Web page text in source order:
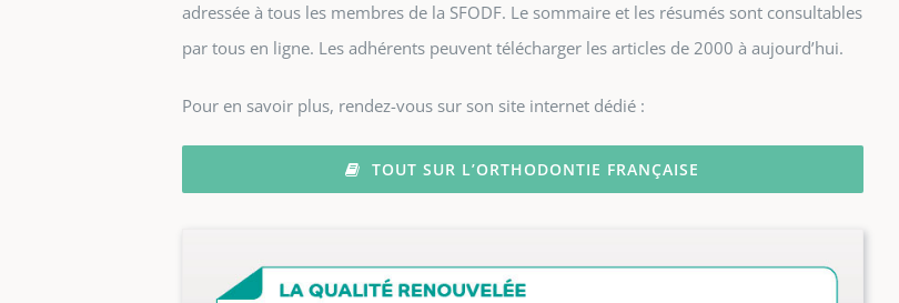
adressée à tous les membres de la SFODF. Le sommaire et les résumés sont consultables
par tous en ligne. Les adhérents peuvent télécharger les articles de 2000 à aujourd’hui.
Pour en savoir plus, rendez-vous sur son site internet dédié :
TOUT SUR L’ORTHODONTIE FRANÇAISE